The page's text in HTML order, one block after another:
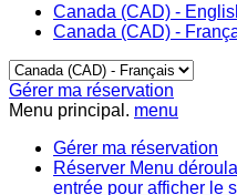
Canada (CAD) -
Canada (CAD) -
Gérer ma réservation
Menu principal. menu
Gérer ma réservation
Réserver Menu
entrée pour afficher le